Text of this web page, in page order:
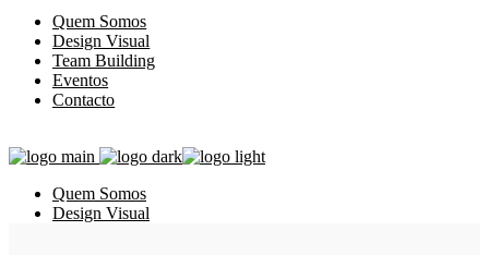
Quem Somos
Design Visual
Team Building
Eventos
Contacto
Quem Somos
Design Visual